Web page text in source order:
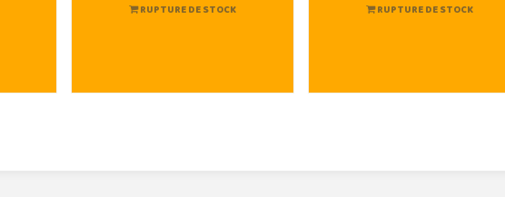
RUPTURE DE STOCK RUPTURE DE STOCK